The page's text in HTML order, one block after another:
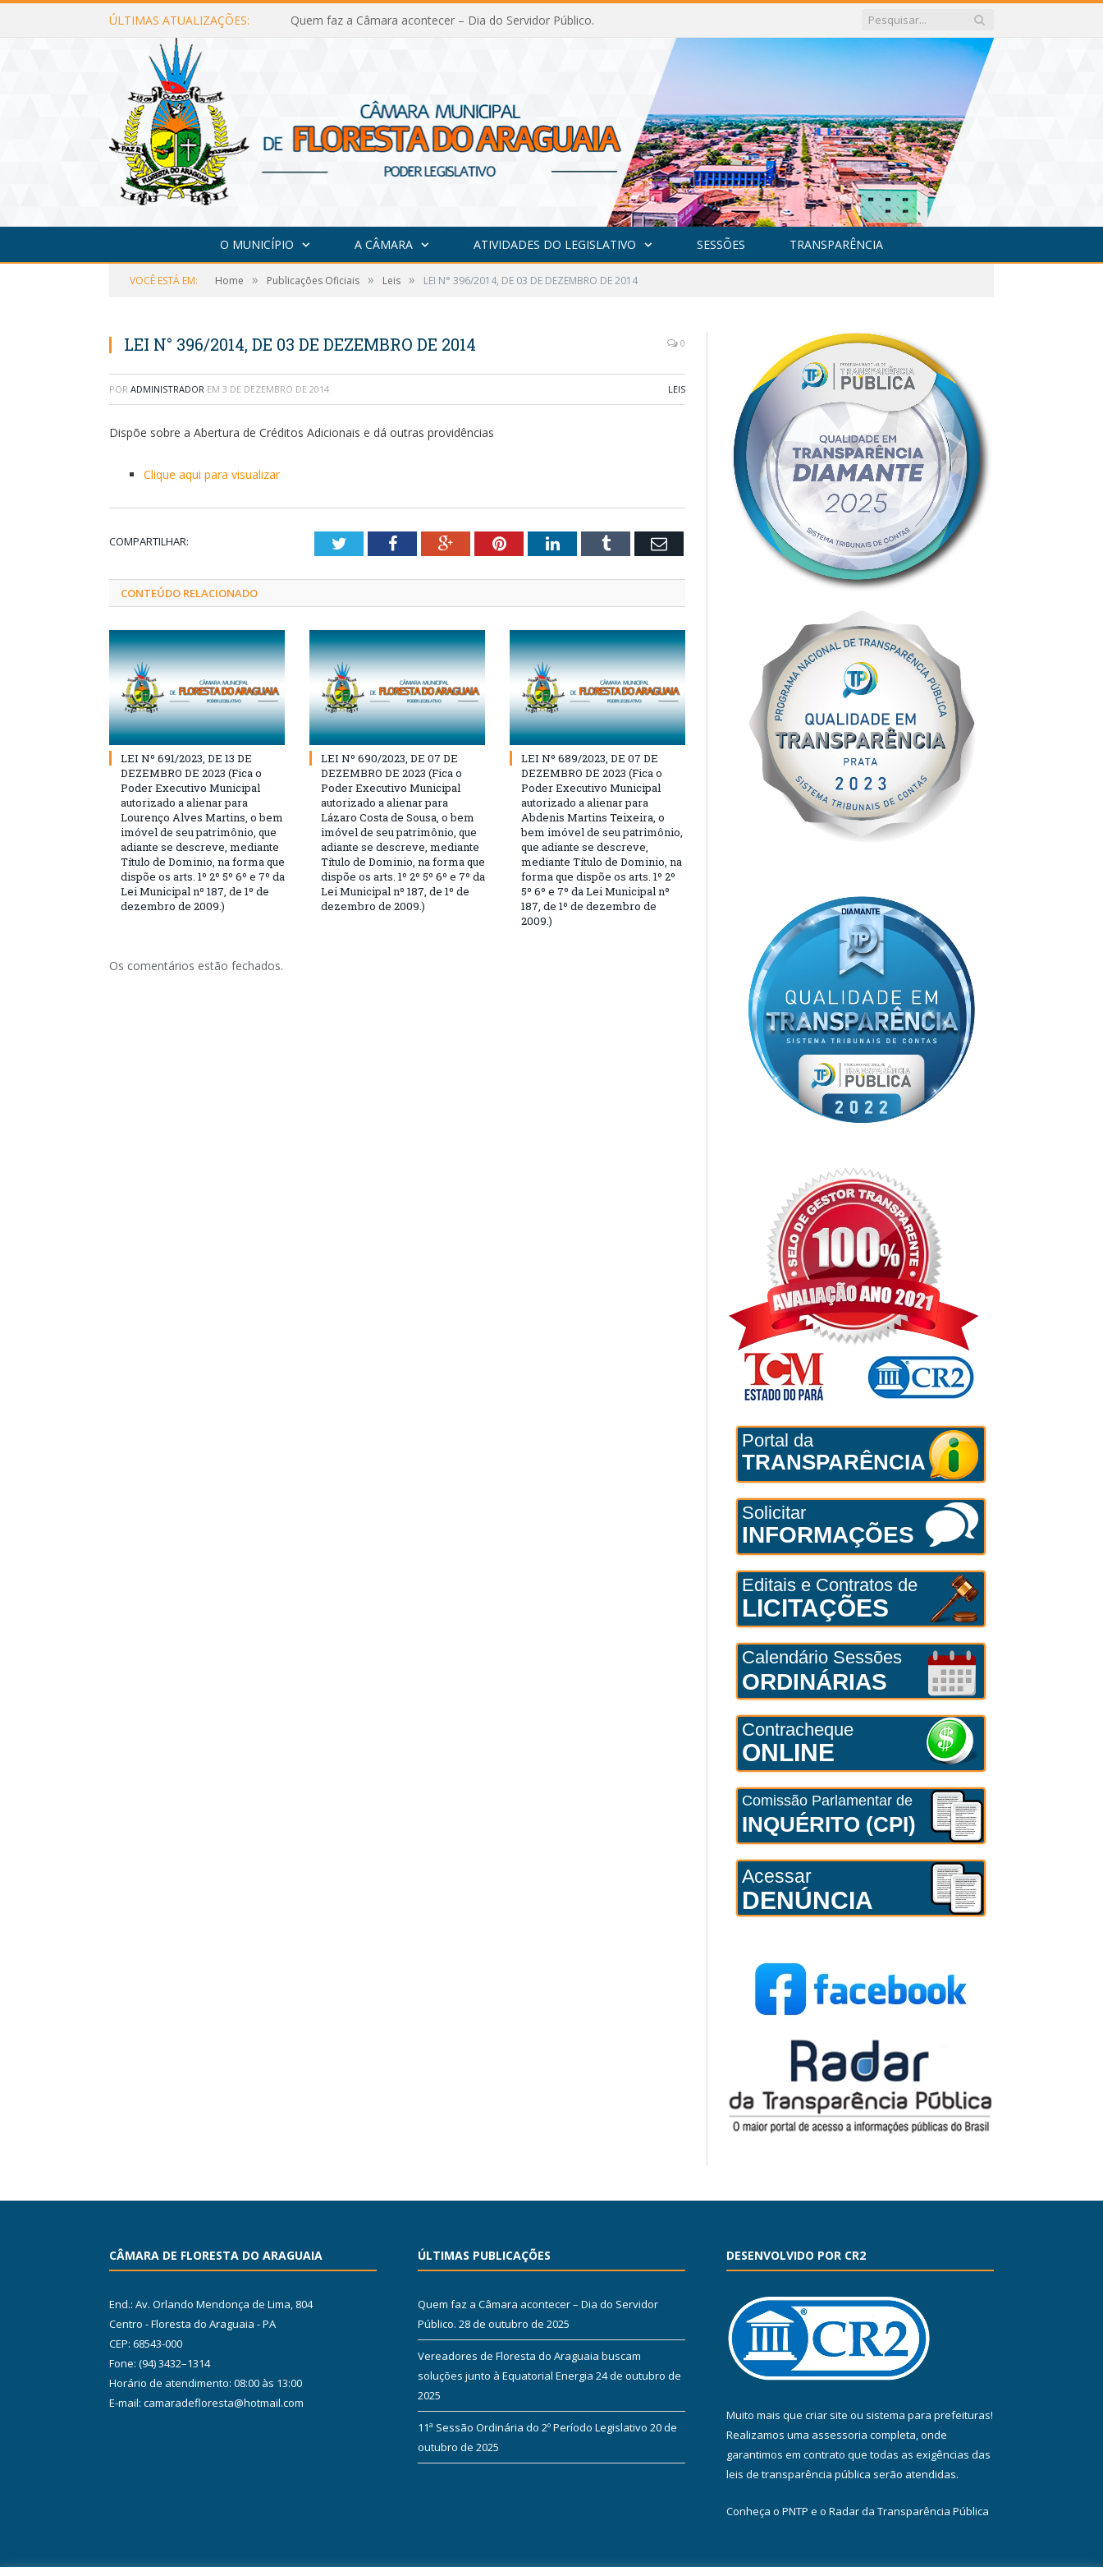
ÚLTIMAS ATUALIZAÇÕES: Quem faz a Câmara acontecer – Dia do Servidor Público.
O MUNICÍPIO A CÂMARA ATIVIDADES DO LEGISLATIVO SESSÕES TRANSPARÊNCIA
VOCÊ ESTÁ EM: Home » Publicações Oficiais » Leis » LEI N° 396/2014, DE 03 DE DEZEMBRO DE 2014
LEI N° 396/2014, DE 03 DE DEZEMBRO DE 2014 0
POR ADMINISTRADOR EM 3 DE DEZEMBRO DE 2014 LEIS
Dispõe sobre a Abertura de Créditos Adicionais e dá outras providências
Clique aqui para visualizar
COMPARTILHAR: TwitterFacebookGoogle+PinterestLinkedInTumblr Email
CONTEÚDO RELACIONADO
LEI Nº 691/2023, DE 13 DE
DEZEMBRO DE 2023 (Fica o
Poder Executivo Municipal
autorizado a alienar para
Lourenço Alves Martins, o bem
imóvel de seu patrimônio, que
adiante se descreve, mediante
Título de Dominio, na forma que
dispõe os arts. 1º 2º 5º 6º e 7º da
Lei Municipal nº 187, de 1º de
dezembro de 2009.)
LEI Nº 690/2023, DE 07 DE
DEZEMBRO DE 2023 (Fica o
Poder Executivo Municipal
autorizado a alienar para
Lázaro Costa de Sousa, o bem
imóvel de seu patrimônio, que
adiante se descreve, mediante
Título de Dominio, na forma que
dispõe os arts. 1º 2º 5º 6º e 7º da
Lei Municipal nº 187, de 1º de
dezembro de 2009.)
LEI Nº 689/2023, DE 07 DE
DEZEMBRO DE 2023 (Fica o
Poder Executivo Municipal
autorizado a alienar para
Abdenis Martins Teixeira, o
bem imóvel de seu patrimônio,
que adiante se descreve,
mediante Título de Dominio, na
forma que dispõe os arts. 1º 2º
5º 6º e 7º da Lei Municipal nº
187, de 1º de dezembro de
2009.)
Os comentários estão fechados.
Portal da
TRANSPARÊNCIA
Solicitar
INFORMAÇÕES
Editais e Contratos de
LICITAÇÕES
Calendário Sessões
ORDINÁRIAS
Contracheque
ONLINE
Comissão Parlamentar de
INQUÉRITO (CPI)
Acessar
DENÚNCIA
CÂMARA DE FLORESTA DO ARAGUAIA
End.: Av. Orlando Mendonça de Lima, 804
Centro - Floresta do Araguaia - PA
CEP: 68543-000
Fone: (94) 3432–1314
Horário de atendimento: 08:00 às 13:00
E-mail: camaradefloresta@hotmail.com
ÚLTIMAS PUBLICAÇÕES
Quem faz a Câmara acontecer – Dia do Servidor
Público. 28 de outubro de 2025
Vereadores de Floresta do Araguaia buscam
soluções junto à Equatorial Energia 24 de outubro de
2025
11ª Sessão Ordinária do 2º Período Legislativo 20 de
outubro de 2025
DESENVOLVIDO POR CR2
Muito mais que criar site ou sistema para prefeituras!
Realizamos uma assessoria completa, onde
garantimos em contrato que todas as exigências das
leis de transparência pública serão atendidas.
Conheça o PNTP e o Radar da Transparência Pública